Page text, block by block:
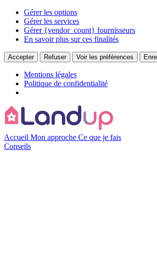
Gérer les options
Gérer les services
Gérer {vendor_count} fournisseurs
En savoir plus sur ces finalités
Accepter Refuser Voir les préférences
Mentions légales
Politique de confidentialité
Accueil Mon approche Ce que je fais
Conseils